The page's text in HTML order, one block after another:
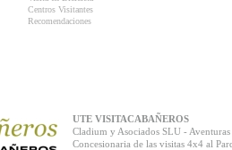
Centros Visitantes
Recomendaciones
UTE VISITACABAÑEROS
Cladium y Asociados SLU -
Concesionaria de las visitas 4x4 al